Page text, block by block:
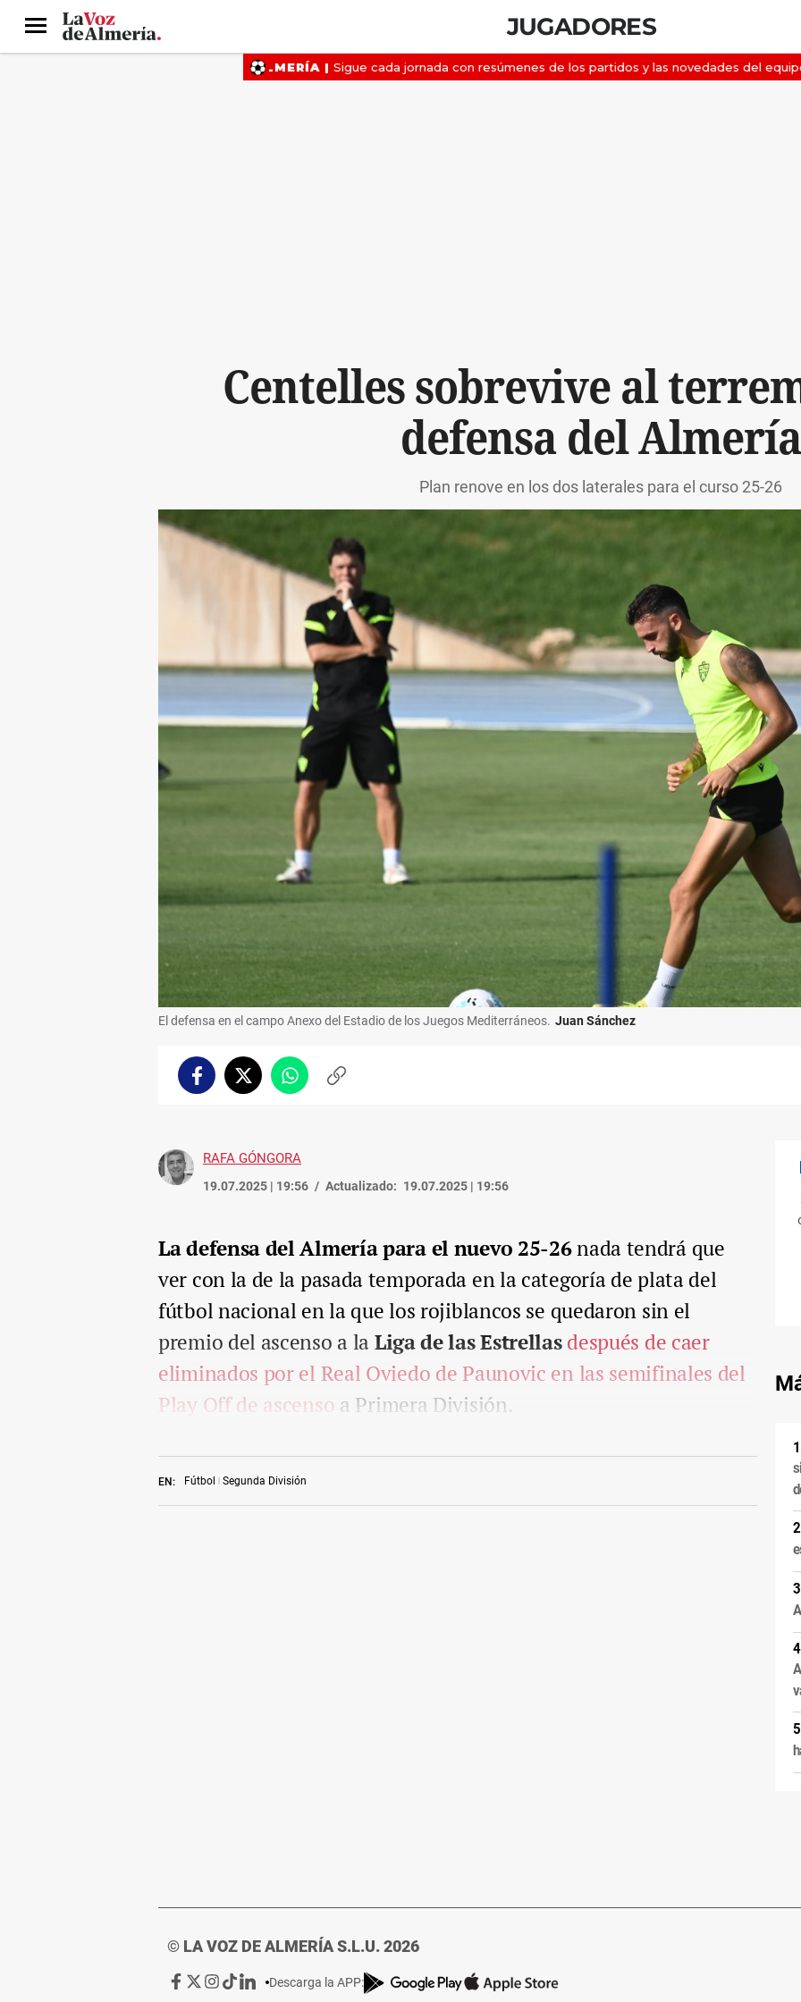
Menú JUGADORES
Centelles sobrevive al
defensa del Almería
Plan renove en los dos laterales para el curso 25-26
El defensa en el campo Anexo del Estadio de los Juegos Mediterráneos. Juan Sánchez
FacebookTwitterWhatsappCopiar
RAFA GÓNGORA
19.07.2025 | 19:56 Actualizado: 19.07.2025 | 19:56
EN: Fútbol Segunda División
La defensa del Almería para el nuevo 25-26nada tendrá que
ver con la de la pasada temporada en la categoría de plata del
fútbol nacional en la que los rojiblancos se quedaron sin el
premio del ascenso a la Liga de las Estrellas después de caer
eliminados por el Real Oviedo de Paunovic en las semifinales del
Play Off de ascenso a Primera División.
© LA VOZ DE ALMERÍA S.L.U. 2026
Ir
Ir
Ir Ir Ir
Descarga la APP: